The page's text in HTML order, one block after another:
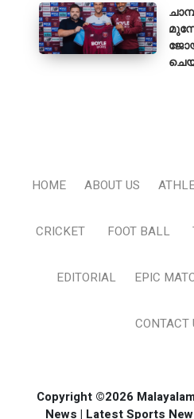
HOME ABOUT US
CRICKET FOOT BALL
EDITORIAL EPIC
CONTACT
Copyright ©2026
News | Latest Sports